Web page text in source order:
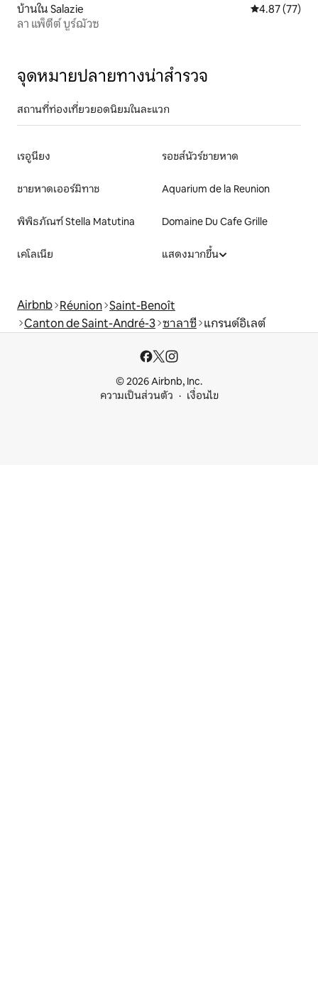
บ้านใน Salazie คะแนนเฉลี่ย
4.87 (77)
ลา แพ็ตีต์ บูร์ฌัวซ
จุดหมายปลายทางน่าสำรวจ
สถานที่ท่องเที่ยวยอดนิยมในละแวก
เรอูนียง รอชส์นัวร์ชายหาด
ชายหาดเออร์มิทาช Aquarium de la Reunion
พิพิธภัณฑ์ Stella Matutina Domaine Du Cafe Grille
เคโลเนีย แสดงมากขึ้น
Airbnb Réunion Saint-Benoît
Canton de Saint-André-3 ซาลาซี แกรนด์อิเลต์
© 2026 Airbnb, Inc.
ความเป็นส่วนตัว
เงื่อนไข